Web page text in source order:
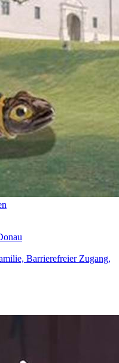
Barrierefreier Zugang,